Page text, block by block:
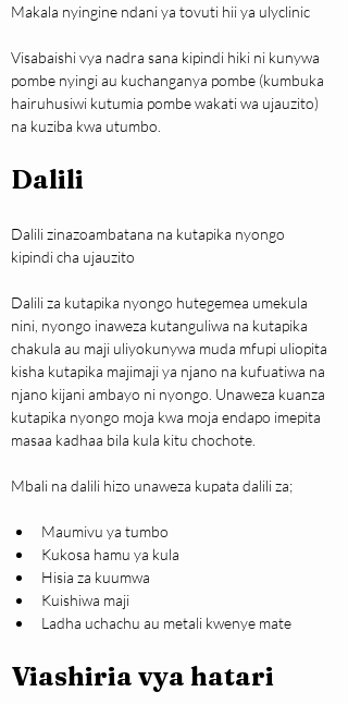
Makala nyingine ndani ya tovuti hii ya ulyclinic
Visabaishi vya nadra sana kipindi hiki ni kunywa
pombe nyingi au kuchanganya pombe (kumbuka
hairuhusiwi kutumia pombe wakati wa ujauzito)
na kuziba kwa utumbo.
Dalili
Dalili zinazoambatana na kutapika nyongo
kipindi cha ujauzito
Dalili za kutapika nyongo hutegemea umekula
nini, nyongo inaweza kutanguliwa na kutapika
chakula au maji uliyokunywa muda mfupi uliopita
kisha kutapika majimaji ya njano na kufuatiwa na
njano kijani ambayo ni nyongo. Unaweza kuanza
kutapika nyongo moja kwa moja endapo imepita
masaa kadhaa bila kula kitu chochote.
Mbali na dalili hizo unaweza kupata dalili za;
Maumivu ya tumbo
Kukosa hamu ya kula
Hisia za kuumwa
Kuishiwa maji
Ladha uchachu au metali kwenye mate
Viashiria vya hatari